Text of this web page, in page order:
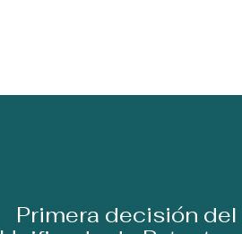
Primera decisión